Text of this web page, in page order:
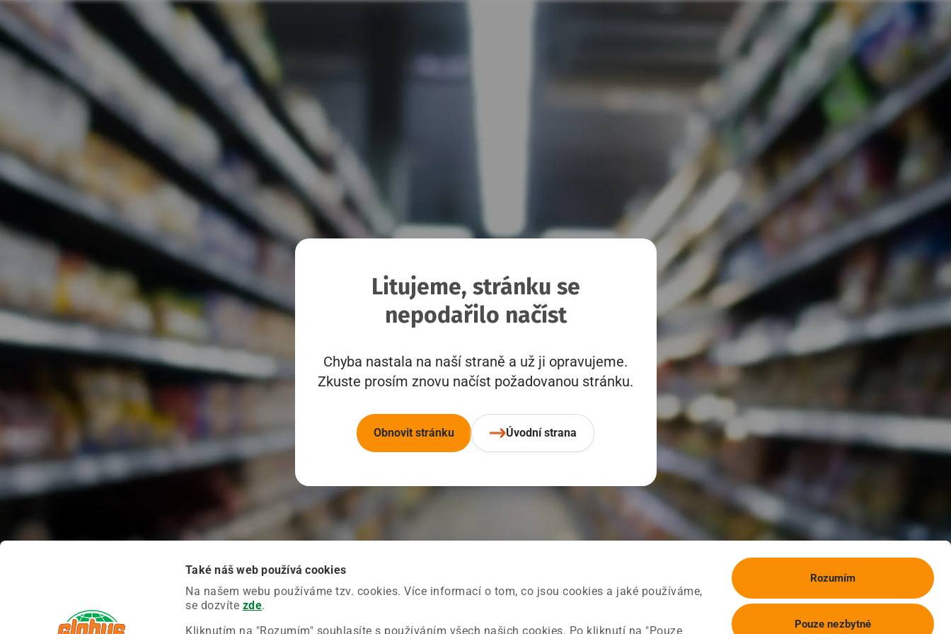
Také náš web používá cookies
Na našem webu používáme tzv. cookies. Více informací o tom, co jsou cookies a jaké používáme,
se dozvíte zde.
Kliknutím na "Rozumím" souhlasíte s používáním všech našich cookies. Po kliknutí na "Pouze
Rozumím
Pouze nezbytné
Litujeme, stránku se
nepodařilo načíst
Chyba nastala na naší straně a už ji opravujeme.
Zkuste prosím znovu načíst požadovanou stránku.
Obnovit stránku Úvodní strana